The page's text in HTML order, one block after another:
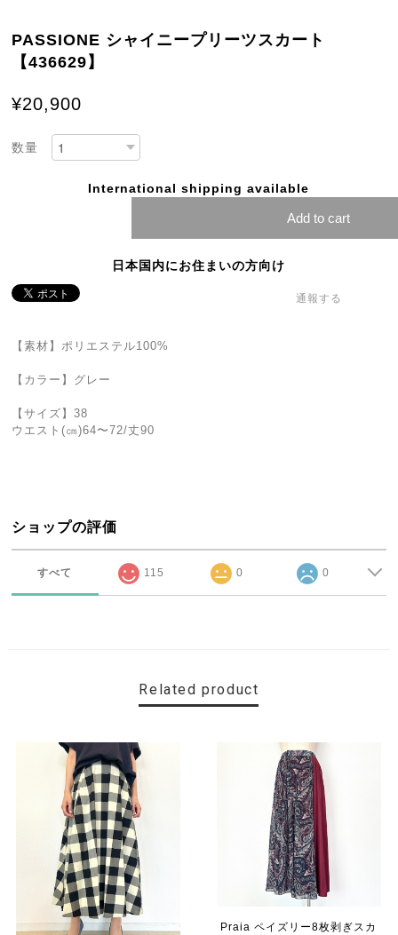
PASSIONE シャイニープリーツスカート
【436629】
¥20,900
数量
International shipping available
Add to cart
日本国内にお住まいの方向け
通報する
【素材】ポリエステル100%
【カラー】グレー
【サイズ】38
ウエスト(㎝)64〜72/丈90
ショップの評価
すべて 115 0 0
Related product
Praia ペイズリー8枚剥ぎスカ